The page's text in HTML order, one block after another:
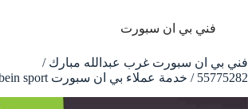
فني بي ان سبورت
فني بي ان سبورت غرب عبدالله مبارك /
55775282 / خدمة عملاء بي ان سبورت bein sport